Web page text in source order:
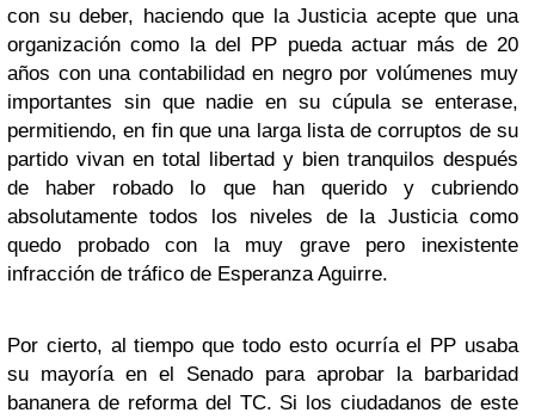
con su deber, haciendo que la Justicia acepte que una
organización como la del PP pueda actuar más de 20
años con una contabilidad en negro por volúmenes muy
importantes sin que nadie en su cúpula se enterase,
permitiendo, en fin que una larga lista de corruptos de su
partido vivan en total libertad y bien tranquilos después
de haber robado lo que han querido y cubriendo
absolutamente todos los niveles de la Justicia como
quedo probado con la muy grave pero inexistente
infracción de tráfico de Esperanza Aguirre.
Por cierto, al tiempo que todo esto ocurría el PP usaba
su mayoría en el Senado para aprobar la barbaridad
bananera de reforma del TC. Si los ciudadanos de este